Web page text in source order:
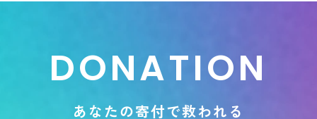
DONATION
あ な たの寄付で救われ る